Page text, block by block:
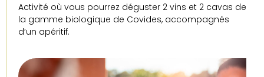
Activité où vous pourrez déguster 2 vins et 2 cavas de
la gamme biologique de Covides, accompagnés
d’un apéritif.